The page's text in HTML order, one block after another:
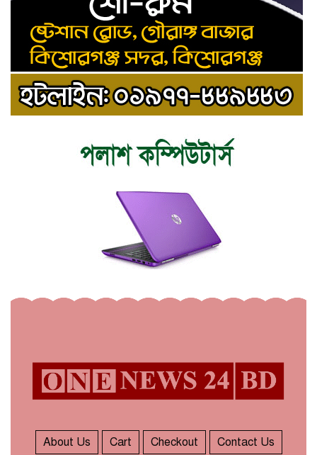
About Us Cart Checkout Contact Us